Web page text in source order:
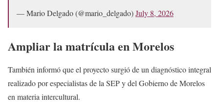
— Mario Delgado (@mario_delgado)July 8, 2026
Ampliar la matrícula en Morelos
También informó que el proyecto surgió de un diagnóstico integral
realizado por especialistas de la SEP y del Gobierno de Morelos
en materia intercultural.